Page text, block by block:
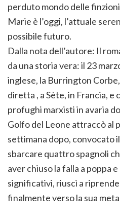
perduto mondo delle
Marie è l’oggi, l’attuale
possibile futuro.
Dalla nota dell’autore: Il
da una storia vera: il 23
inglese, la Burrington
diretta , a Sète, in Francia, e
profughi marxisti in avaria
Golfo del Leone attraccò al
settimana dopo, convocato
sbarcare quattro spagnoli
aver chiuso la falla a poppa
significativi, riuscì a
finalmente verso la sua